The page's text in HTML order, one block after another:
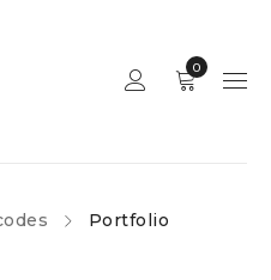
0
Portfolio